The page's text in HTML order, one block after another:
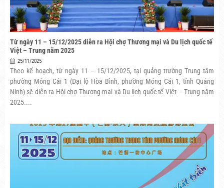
Từ ngày 11 – 15/12/2025 diễn ra Hội chợ Thương mại và Du lịch quốc tế
Việt – Trung năm 2025
25/11/2025
Theo kế hoạch, từ ngày 11 – 15/12/2025, tại quảng trường Trung tâm
phường Móng Cái 1 (Đại lộ Hòa Bình, phường Móng Cái 1, tỉnh Quảng
Ninh) sẽ diễn ra Hội chợ Thương mại và Du lịch quốc tế Việt – Trung năm
2025....